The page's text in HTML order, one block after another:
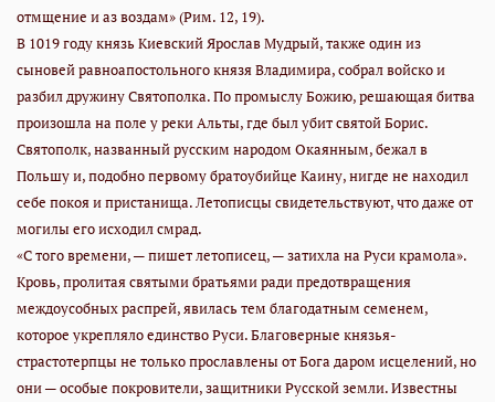
отмщение и аз воздам» (Рим. 12, 19).
В 1019 году князь Киевский Ярослав Мудрый, также один из
сыновей равноапостольного князя Владимира, собрал войско и
разбил дружину Святополка. По промыслу Божию, решающая битва
произошла на поле у реки Альты, где был убит святой Борис.
Святополк, названный русским народом Окаянным, бежал в
Польшу и, подобно первому братоубийце Каину, нигде не находил
себе покоя и пристанища. Летописцы свидетельствуют, что даже от
могилы его исходил смрад.
«С того времени, — пишет летописец, — затихла на Руси крамола».
Кровь, пролитая святыми братьями ради предотвращения
междоусобных распрей, явилась тем благодатным семенем,
которое укрепляло единство Руси. Благоверные князья-
страстотерпцы не только прославлены от Бога даром исцелений, но
они — особые покровители, защитники Русской земли. Известны